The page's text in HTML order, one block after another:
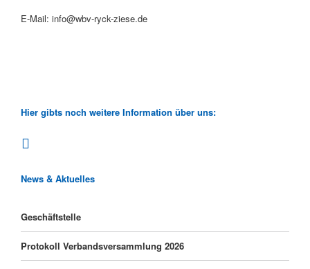
E-Mail: info@wbv-ryck-ziese.de
Hier gibts noch weitere Information über uns:
News & Aktuelles
Geschäftstelle
Protokoll Verbandsversammlung 2026